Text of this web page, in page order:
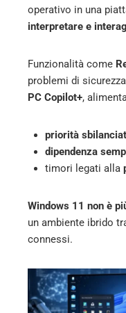
operativo in una
interpretare e
Funzionalità come
problemi di
PC Copilot+,
priorità
dipendenza
timori legati alla
Windows 11 non è
un ambiente ibrido
connessi.